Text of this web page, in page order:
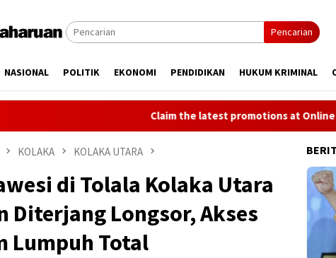
Pencarian
NASIONAL POLITIK EKONOMI PENDIDIKAN HUKUM KRIMINAL
Claim the latest promotions at Online Pokies
KOLAKA KOLAKA UTARA
di Tolala Kolaka Utara
Diterjang Longsor, Akses
Lumpuh Total